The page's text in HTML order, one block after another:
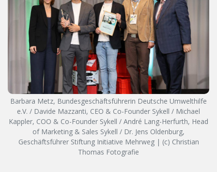
Barbara Metz, Bundesgeschäftsführerin Deutsche Umwelthilfe
e.V. / Davide Mazzanti, CEO & Co-Founder Sykell / Michael
Kappler, COO & Co-Founder Sykell / André Lang-Herfurth, Head
of Marketing & Sales Sykell / Dr. Jens Oldenburg,
Geschäftsführer Stiftung Initiative Mehrweg | (c) Christian
Thomas Fotografie